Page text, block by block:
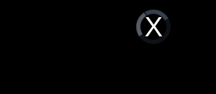
Video
Player
is
loading.